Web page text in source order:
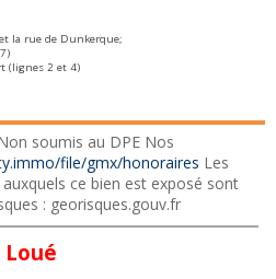
la rue de Dunkerque;
(lignes 2 et 4)
soumis au DPE Nos
file/gmx/honoraires Les
ce bien est exposé sont
: georisques.gouv.fr
Loué